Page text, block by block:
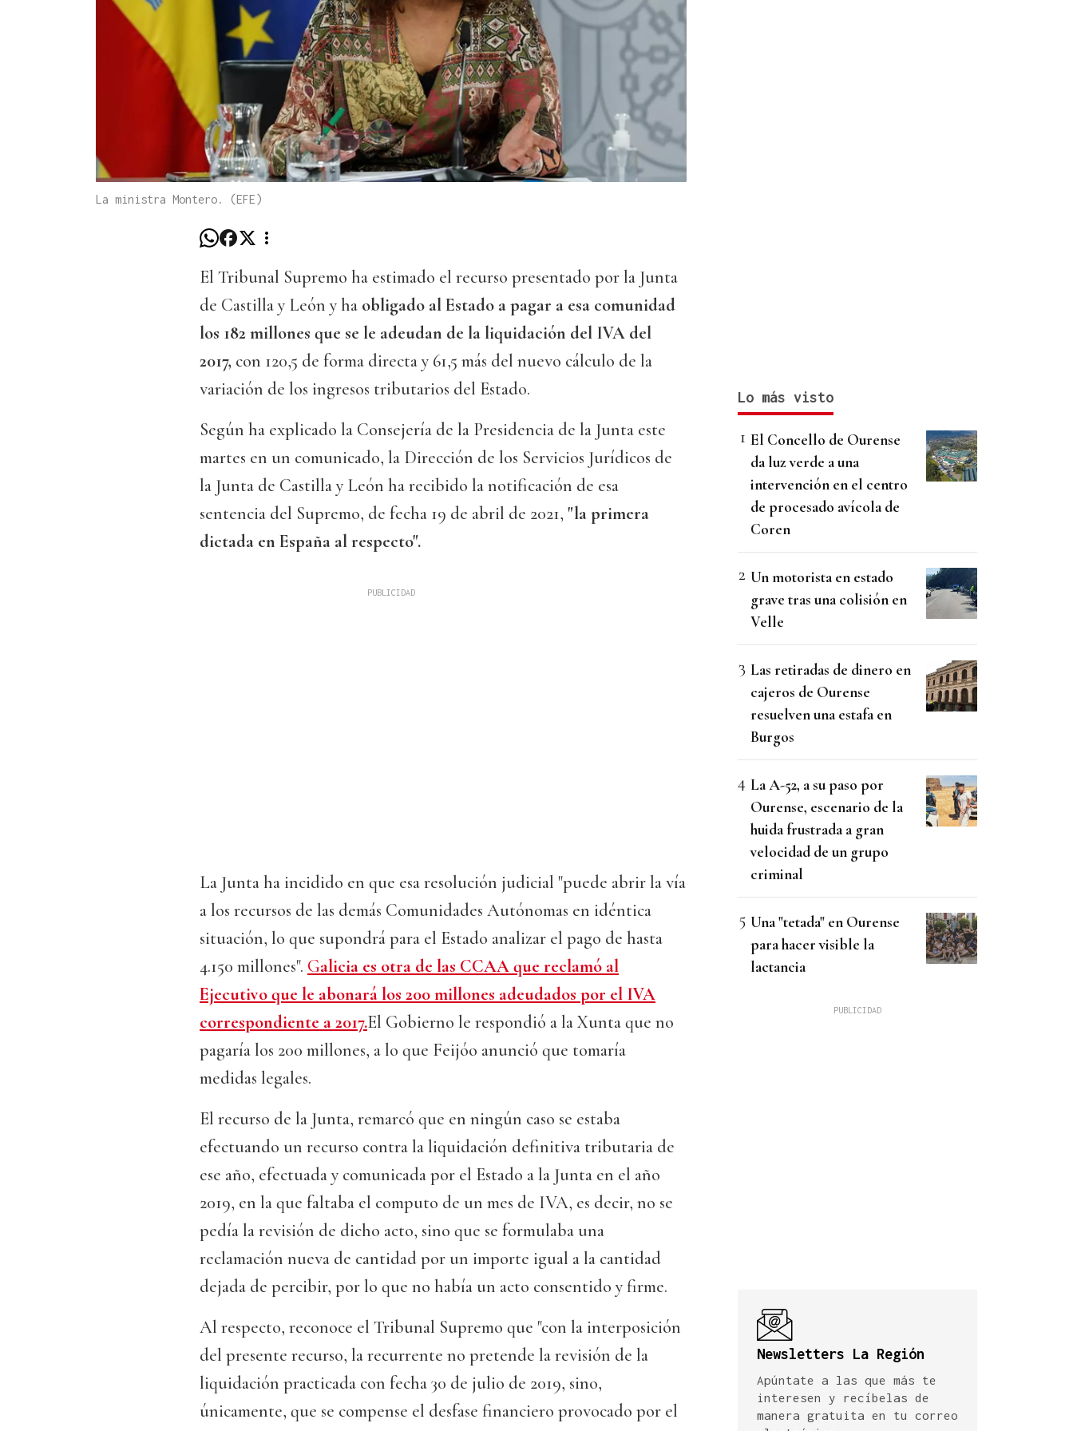
La ministra Montero. (EFE)
El Tribunal Supremo ha estimado el recurso presentado por la Junta
de Castilla y León y ha obligado al Estado a pagar a esa comunidad
los 182 millones que se le adeudan de la liquidación del IVA del
2017, con 120,5 de forma directa y 61,5 más del nuevo cálculo de la
variación de los ingresos tributarios del Estado.
Según ha explicado la Consejería de la Presidencia de la Junta este
martes en un comunicado, la Dirección de los Servicios Jurídicos de
la Junta de Castilla y León ha recibido la notificación de esa
sentencia del Supremo, de fecha 19 de abril de 2021, "la primera
dictada en España al respecto".
La Junta ha incidido en que esa resolución judicial "puede abrir la vía
a los recursos de las demás Comunidades Autónomas en idéntica
situación, lo que supondrá para el Estado analizar el pago de hasta
4.150 millones". Galicia es otra de las CCAA que reclamó al
Ejecutivo que le abonará los 200 millones adeudados por el IVA
correspondiente a 2017.El Gobierno le respondió a la Xunta que no
pagaría los 200 millones, a lo que Feijóo anunció que tomaría
medidas legales.
El recurso de la Junta, remarcó que en ningún caso se estaba
efectuando un recurso contra la liquidación definitiva tributaria de
ese año, efectuada y comunicada por el Estado a la Junta en el año
2019, en la que faltaba el computo de un mes de IVA, es decir, no se
pedía la revisión de dicho acto, sino que se formulaba una
reclamación nueva de cantidad por un importe igual a la cantidad
dejada de percibir, por lo que no había un acto consentido y firme.
Al respecto, reconoce el Tribunal Supremo que "con la interposición
del presente recurso, la recurrente no pretende la revisión de la
liquidación practicada con fecha 30 de julio de 2019, sino,
únicamente, que se compense el desfase financiero provocado por el
Lo más visto
El Concello de Ourense
da luz verde a una
intervención en el centro
de procesado avícola de
Coren
Un motorista en estado
grave tras una colisión en
Velle
Las retiradas de dinero en
cajeros de Ourense
resuelven una estafa en
Burgos
La A-52, a su paso por
Ourense, escenario de la
huida frustrada a gran
velocidad de un grupo
criminal
Una "tetada" en Ourense
para hacer visible la
lactancia
Newsletters La Región
Apúntate a las que más te
interesen y recíbelas de
manera gratuita en tu correo